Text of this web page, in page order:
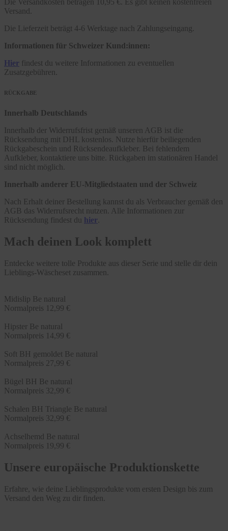
Die Versandkosten betragen 10,95 €. Es gibt keinen kostenfreien
Versand.
Die Lieferzeit beträgt 4-6 Werktage nach Zahlungseingang.
Informationen für Schweizer Kund:innen:
Hier findest du weitere Informationen zu eventuellen
Zusatzgebühren.
RÜCKGABE
Innerhalb Deutschlands
Innerhalb der Widerrufsfrist gemäß unseren AGB ist die
Rücksendung mit DHL kostenlos. Nutze hierfür beiliegenden
Rückgabeschein und Rücksendeaufkleber. Bei fehlendem
Aufkleber, kontaktiere uns bitte. Rückgaben im stationären Handel
sind nicht möglich.
Innerhalb anderer EU-Mitgliedstaaten und der Schweiz
Nach Erhalt deiner Bestellung kannst du als Verbraucher gemäß den
AGB das Widerrufsrecht nutzen. Alle Informationen zur
Rücksendung findest du hier
Mach deinen Look komplett
Entdecke weitere tolle Produkte aus dieser Serie und stelle dir dein
Lieblings-Wäscheset zusammen.
Midislip Be natural
Normalpreis 12,99 €
Hipster Be natural
Normalpreis 14,99 €
Soft BH gemoldet Be natural
Normalpreis 27,99 €
Bügel BH Be natural
Normalpreis 32,99 €
Schalen BH Triangle Be natural
Normalpreis 32,99 €
Achselhemd Be natural
Normalpreis 19,99 €
Unsere europäische Produktionskette
Erfahre, wie deine Lieblingsprodukte vom ersten Design bis zum
Versand den Weg zu dir finden.